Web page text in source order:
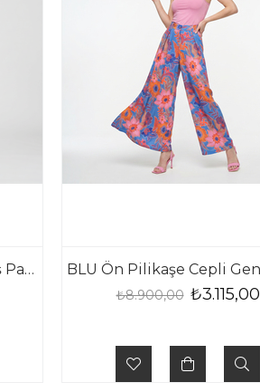
BLU Ön Pilikaşe Cepli Geniş Paça Pantolon
₺3.115,00
₺8.900,00